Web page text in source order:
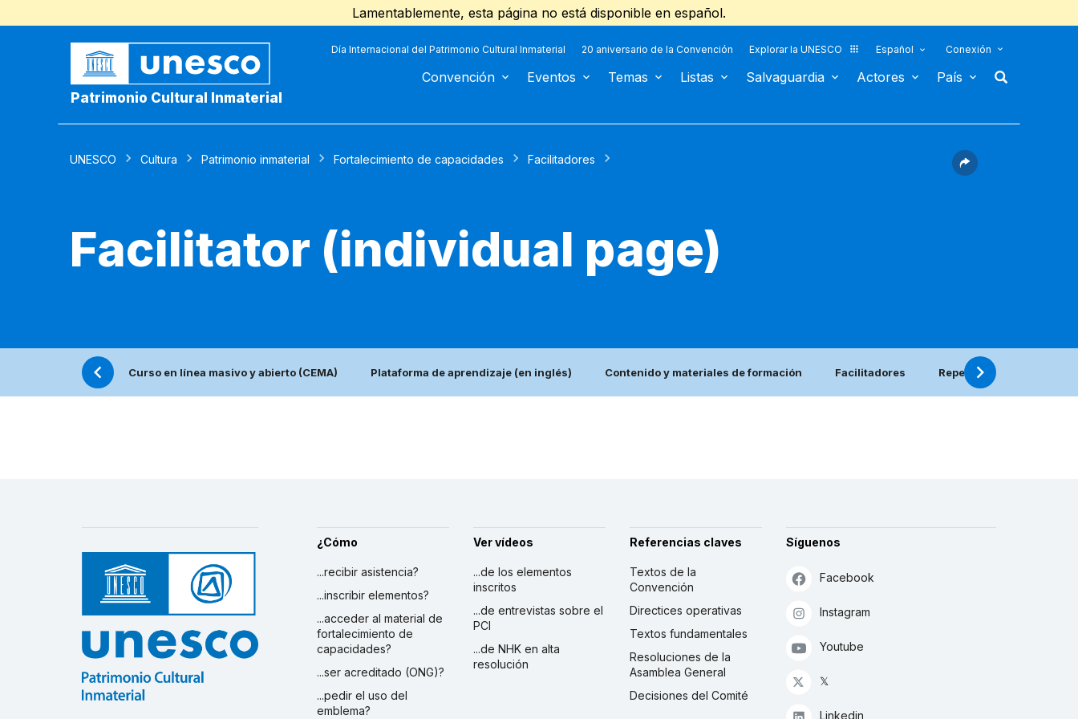
Lamentablemente, esta página no está disponible en español.
Patrimonio Cultural Inmaterial
Día Internacional del Patrimonio Cultural Inmaterial 20 aniversario de la Convención Explorar la UNESCO Español Conexión
Convención Eventos Temas Listas Salvaguardia Actores País
UNESCO Cultura Patrimonio inmaterial Fortalecimiento de capacidades Facilitadores
Facilitator (individual page)
Curso en línea masivo y abierto (CEMA) Plataforma de aprendizaje (en inglés) Contenido y materiales de formación Facilitadores Repertorio de materiales
¿Cómo
...recibir asistencia?
...inscribir elementos?
...acceder al material de
fortalecimiento de
capacidades?
...ser acreditado (ONG)?
...pedir el uso del
emblema?
Ver vídeos
...de los elementos
inscritos
...de entrevistas sobre el
PCI
...de NHK en alta
resolución
Referencias claves
Textos de la
Convención
Directices operativas
Textos fundamentales
Resoluciones de la
Asamblea General
Decisiones del Comité
Síguenos
Facebook
Instagram
Youtube
𝕏
Linkedin